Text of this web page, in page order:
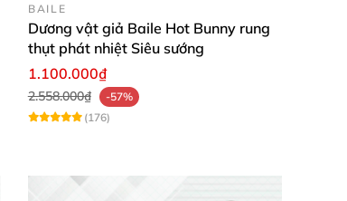
BAILE
Dương vật giả Baile Hot Bunny rung
thụt phát nhiệt Siêu sướng
1.100.000₫
2.558.000₫
-57%
(176)